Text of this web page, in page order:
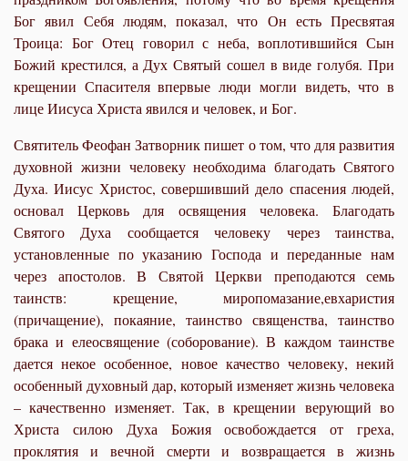
Бог явил Себя людям, показал, что Он есть Пресвятая
Троица: Бог Отец говорил с неба, воплотившийся Сын
Божий крестился, а Дух Святый сошел в виде голубя. При
крещении Спасителя впервые люди могли видеть, что в
лице Иисуса Христа явился и человек, и Бог.
Святитель Феофан Затворник пишет о том, что для развития
духовной жизни человеку необходима благодать Святого
Духа. Иисус Христос, совершивший дело спасения людей,
основал Церковь для освящения человека. Благодать
Святого Духа сообщается человеку через таинства,
установленные по указанию Господа и переданные нам
через апостолов. В Святой Церкви преподаются семь
таинств: крещение, миропомазание,евхаристия
(причащение), покаяние, таинство священства, таинство
брака и елеосвящение (соборование). В каждом таинстве
дается некое особенное, новое качество человеку, некий
особенный духовный дар, который изменяет жизнь человека
– качественно изменяет. Так, в крещении верующий во
Христа силою Духа Божия освобождается от греха,
проклятия и вечной смерти и возвращается в жизнь